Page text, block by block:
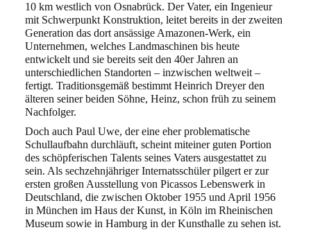
SAMMLUNGEN
LITERATUR
NACHLASS
WERKVERZEICHNIS
10 km westlich von Osnabrück. Der Vater, ein Ingenieur
mit Schwerpunkt Konstruktion, leitet bereits in derzweiten
Generation das dort ansässige Amazonen-Werk, ein
Unternehmen, welches Landmaschinen bis heute
entwickelt und sie bereits seit den 40er Jahren an
unterschiedlichen Standorten – inzwischen weltweit –
fertigt. Traditionsgemäß bestimmt Heinrich Dreyer den
älteren seiner beiden Söhne, Heinz, schon früh zu seinem
Nachfolger.
Doch auch Paul Uwe, der eine eher problematische
Schullaufbahn durchläuft, scheint miteiner guten Portion
des schöpferischen Talents seines Vaters ausgestattet zu
sein. Als sechzehnjähriger Internatsschüler pilgert er zur
ersten großen Ausstellung von Picassos Lebenswerk in
Deutschland, die zwischen Oktober 1955 und April 1956
in München im Haus derKunst, in Köln im Rheinischen
Museum sowie in Hamburg in der Kunsthalle zu sehen ist.